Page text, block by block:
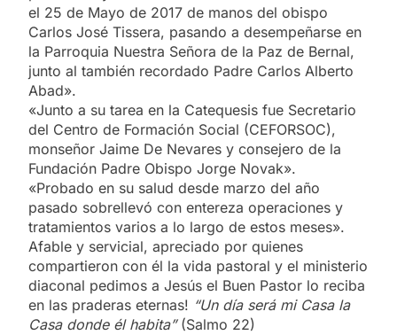
el 25 de Mayo de 2017 de manos del obispo
Carlos José Tissera, pasando a desempeñarse en
la Parroquia Nuestra Señora de la Paz de Bernal,
junto al también recordado Padre Carlos Alberto
Abad».
«Junto a su tarea en la Catequesis fue Secretario
del Centro de Formación Social (CEFORSOC),
monseñor Jaime De Nevares y consejero de la
Fundación Padre Obispo Jorge Novak».
«Probado en su salud desde marzo del año
pasado sobrellevó con entereza operaciones y
tratamientos varios a lo largo de estos meses».
Afable y servicial, apreciado por quienes
compartieron con él la vida pastoral y el ministerio
diaconal pedimos a Jesús el Buen Pastor lo reciba
en las praderas eternas! “Un día será mi Casa la
Casa donde él habita”(Salmo 22)